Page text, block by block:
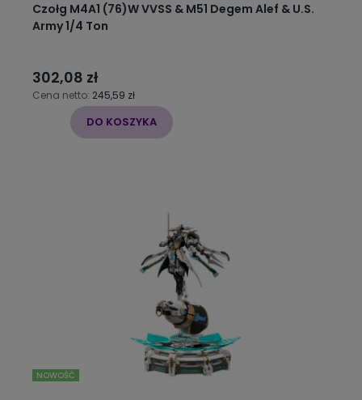
Czołg M4A1 (76)W VVSS & M51 Degem Alef & U.S.
Army 1/4 Ton
302,08 zł
Cena netto: 245,59 zł
DO KOSZYKA
NOWOŚĆ